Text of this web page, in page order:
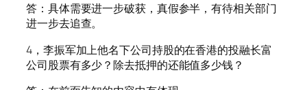
答：具体需要进一步破获，真假参半，有待相关部门
进一步去追查。
4，李振军加上他名下公司持股的在香港的投融长富
公司股票有多少？除去抵押的还能值多少钱？